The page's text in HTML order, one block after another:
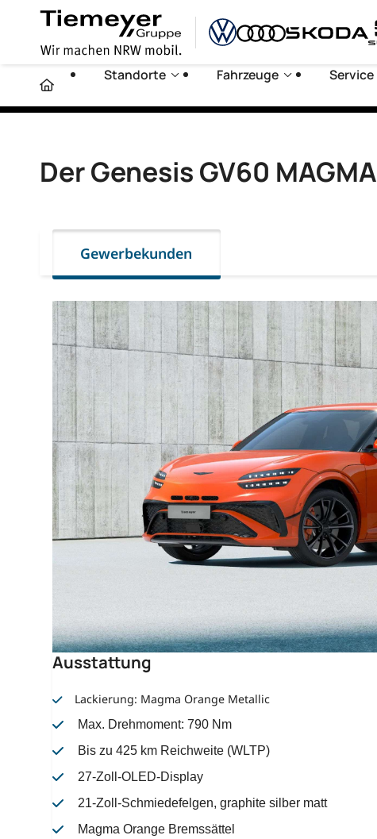
Standorte Fahrzeuge Service
Der Genesis GV60 MAGMA
Gewerbekunden
Ausstattung
Lackierung: Magma Orange Metallic
Max. Drehmoment: 790 Nm
Bis zu 425 km Reichweite (WLTP)
27-Zoll-OLED-Display
21-Zoll-Schmiedefelgen, graphite silber matt
Magma Orange Bremssättel